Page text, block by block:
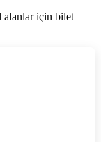
alanlar için bilet